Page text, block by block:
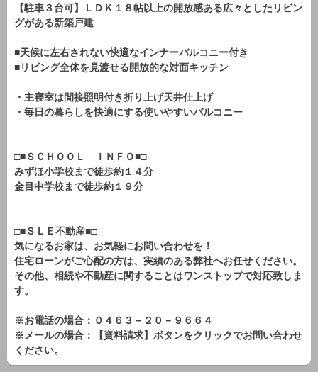
【駐車３台可】ＬＤＫ１８帖以上の開放感ある広々としたリビン
グがある新築戸建
■天候に左右されない快適なインナーバルコニー付き
■リビング全体を見渡せる開放的な対面キッチン
・主寝室は間接照明付き折り上げ天井仕上げ
・毎日の暮らしを快適にする使いやすいバルコニー
□■ＳＣＨＯＯＬ ＩＮＦＯ■□
みずほ小学校まで徒歩約１４分
金目中学校まで徒歩約１９分
□■ＳＬＥ不動産■□
気になるお家は、お気軽にお問い合わせを！
住宅ローンがご心配の方は、実績のある弊社へお任せください。
その他、相続や不動産に関することはワンストップで対応致しま
す。
※お電話の場合：０４６３－２０－９６６４
※メールの場合：【資料請求】ボタンをクリックでお問い合わせ
ください。